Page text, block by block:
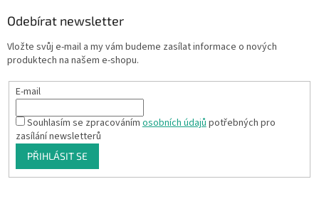
Odebírat newsletter
Vložte svůj e-mail a my vám budeme zasílat informace o nových
produktech na našem e-shopu.
E-mail
Souhlasím se zpracovánímosobních údajůpotřebných pro
zasílání newsletterů
PŘIHLÁSIT SE